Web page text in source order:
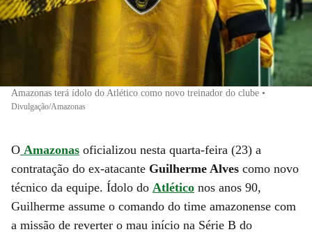
Amazonas terá ídolo do Atlético como novo treinador do clube •
Divulgação/Amazonas
O Amazonas oficializou nesta quarta-feira (23) a
contratação do ex-atacante Guilherme Alves como novo
técnico da equipe. Ídolo do Atlético nos anos 90,
Guilherme assume o comando do time amazonense com
a missão de reverter o mau início na Série B do